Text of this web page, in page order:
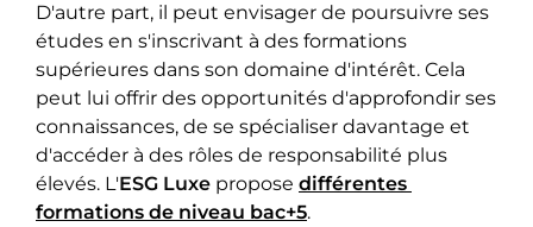
D'autre part, il peut envisager de poursuivre ses
études en s'inscrivant à des formations
supérieures dans son domaine d'intérêt. Cela
peut lui offrir des opportunités d'approfondir ses
connaissances, de se spécialiser davantage et
d'accéder à des rôles de responsabilité plus
élevés. L'ESG Luxe propose différentes
formations de niveau bac+5.